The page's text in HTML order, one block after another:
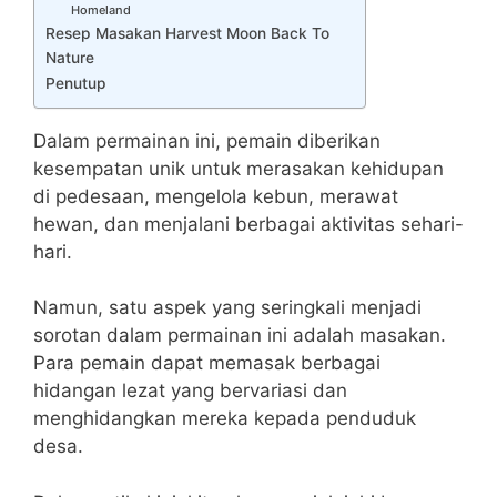
Homeland
Resep Masakan Harvest Moon Back To
Nature
Penutup
Dalam permainan ini, pemain diberikan
kesempatan unik untuk merasakan kehidupan
di pedesaan, mengelola kebun, merawat
hewan, dan menjalani berbagai aktivitas sehari-
hari.
Namun, satu aspek yang seringkali menjadi
sorotan dalam permainan ini adalah masakan.
Para pemain dapat memasak berbagai
hidangan lezat yang bervariasi dan
menghidangkan mereka kepada penduduk
desa.